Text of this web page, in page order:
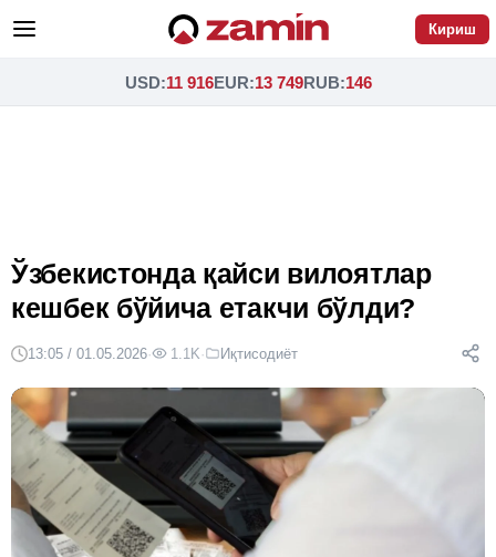
Кириш
USD:11 916EUR:13 749RUB:146
Ўзбекистонда қайси вилоятлар
кешбек бўйича етакчи бўлди?
13:05 / 01.05.2026· 1.1K· Иқтисодиёт